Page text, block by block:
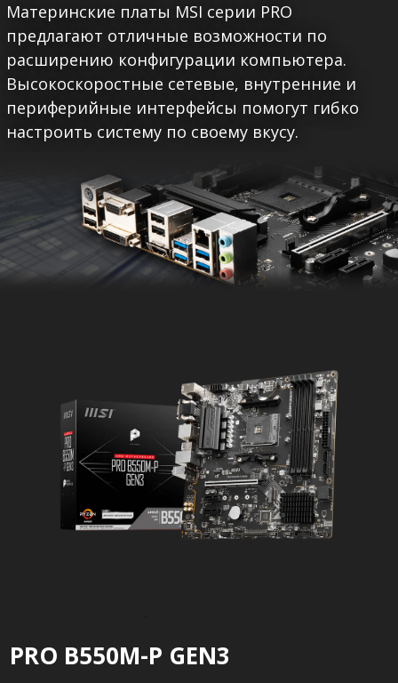
Материнские платы MSI серии PRO
предлагают отличные возможности по
расширению конфигурации компьютера.
Высокоскоростные сетевые, внутренние и
периферийные интерфейсы помогут гибко
настроить систему по своему вкусу.
PRO B550M-P GEN3